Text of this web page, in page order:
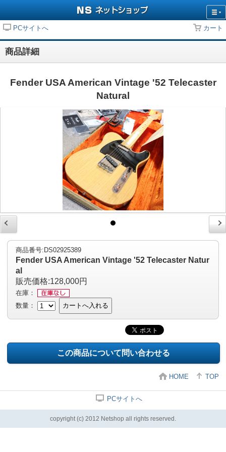
PCサイトへ カート
商品詳細
Fender USA American Vintage '52 Telecaster
Natural
商品番号:DS02925389
Fender USA American Vintage '52 Telecaster Natur
al
販売価格:128,000円
在庫：
数量：
カートへ入れる
この商品について問い合わせる
HOME TOP
PCサイトへ
copyright (c) 2012 Netshop all rights reserved.